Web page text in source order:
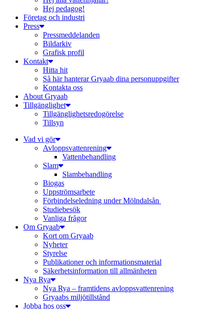
Hej pedagog!
Företag och industri
Press
Pressmeddelanden
Bildarkiv
Grafisk profil
Kontakt
Hitta hit
Så här hanterar Gryaab dina personuppgifter
Kontakta oss
About Gryaab
Tillgänglighet
Tillgänglighetsredogörelse
Tillsyn
Vad vi gör
Avloppsvattenrening
Vatten­behandling
Slam
Slambehandling
Biogas
Uppströmsarbete
Förbindelseledning under Mölndalsån
Studiebesök
Vanliga frågor
Om Gryaab
Kort om Gryaab
Nyheter
Styrelse
Publikationer och informationsmaterial
Säkerhetsinformation till allmänheten
Nya Rya
Nya Rya – framtidens avloppsvattenrening
Gryaabs miljötillstånd
Jobba hos oss